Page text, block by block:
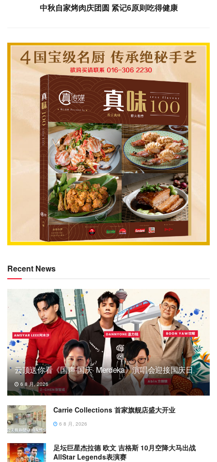
中秋自家烤肉庆团圆 紧记6原则吃得健康
Recent News
云顶送你看《国声·国庆· Merdeka》演唱会迎接国庆日
6 8 月, 2026
Carrie Collections 首家旗舰店盛大开业
6 8 月, 2026
足坛巨星杰拉德 欧文 吉格斯 10月空降大马出战
AllStar Legends表演赛